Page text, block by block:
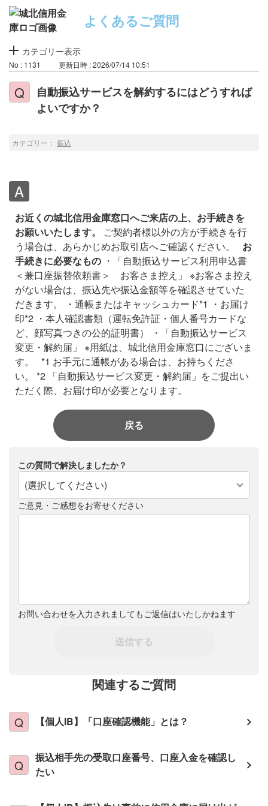
よくあるご質問
カテゴリー表示
No : 1131 更新日時 : 2026/07/14 10:51
自動振込サービスを解約するにはどうすれば
よいですか？
カテゴリー： 振込
お近くの城北信用金庫窓口へご来店の上、お手続きを
お願いいたします。
ご契約者様以外の方が手続きを行
う場合は、あらかじめお取引店へご確認ください。
お
手続きに必要なもの ・「自動振込サービス利用申込書
＜兼口座振替依頼書＞ お客さま控え」 ※お客さま控え
がない場合は、振込先や振込金額等を確認させていた
だきます。
・通帳またはキャッシュカード*1
・お届け
印*2 ・本人確認書類（運転免許証・個人番号カードな
ど、顔写真つきの公的証明書）
・「自動振込サービス
変更・解約届」 ※用紙は、城北信用金庫窓口にございま
す。
*1 お手元に通帳がある場合は、お持ちくださ
い。
*2 「自動振込サービス変更・解約届」をご提出い
ただく際、お届け印が必要となります。
戻る
この質問で解決しましたか？
(選択してください)
ご意見・ご感想をお寄せください
お問い合わせを入力されましてもご返信はいたしかねます
送信する
関連するご質問
【個人IB】「口座確認機能」とは？
振込相手先の受取口座番号、口座入金を確認し
たい